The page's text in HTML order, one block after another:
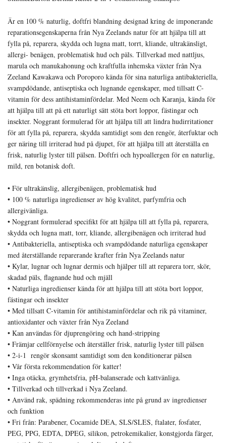
Är en 100 % naturlig, doftfri blandning designad kring de imponerande
reparationsegenskaperna från Nya Zeelands natur för att hjälpa till att
fylla på, reparera, skydda och lugna matt, torrt, kliande, ultrakänsligt,
allergi- benägen, problematisk hud och päls. Tillverkad med nattljus,
marula och manukahonung och kraftfulla inhemska växter från Nya
Zeeland Kawakawa och Poroporo kända för sina naturliga antibakteriella,
svampdödande, antiseptiska och lugnande egenskaper, med tillsatt C-
vitamin för dess antihistaminfördelar. Med Neem och Karanja, kända för
att hjälpa till att på ett naturligt sätt stöta bort loppor, fästingar och
insekter. Noggrant formulerad för att hjälpa till att lindra hudirritationer
för att fylla på, reparera, skydda samtidigt som den rengör, återfuktar och
ger näring till irriterad hud på djupet, för att hjälpa till att återställa en
frisk, naturlig lyster till pälsen. Doftfri och hypoallergen för en naturlig,
mild, ren botanisk doft.
• För ultrakänslig, allergibenägen, problematisk hud
• 100 % naturliga ingredienser av hög kvalitet, parfymfria och
allergivänliga.
• Noggrant formulerad specifikt för att hjälpa till att fylla på, reparera,
skydda och lugna matt, torr, kliande, allergibenägen och irriterad hud
• Antibakteriella, antiseptiska och svampdödande naturliga egenskaper
med återställande reparerande krafter från Nya Zeelands natur
• Kylar, lugnar och lugnar dermis och hjälper till att reparera torr, skör,
skadad päls, flagnande hud och mjäll
• Naturliga ingredienser kända för att hjälpa till att stöta bort loppor,
fästingar och insekter
• Med tillsatt C-vitamin för antihistaminfördelar och rik på vitaminer,
antioxidanter och växter från Nya Zeeland
• Kan användas för djuprengöring och hand-stripping
• Främjar cellförnyelse och återställer frisk, naturlig lyster till pälsen
• 2-i-1 rengör skonsamt samtidigt som den konditionerar pälsen
• Vår första rekommendation för katter!
• Inga otäcka, grymhetsfria, pH-balanserade och kattvänliga.
• Tillverkad och tillverkad i Nya Zeeland.
• Använd rak, spädning rekommenderas inte på grund av ingredienser
och funktion
• Fri från: Parabener, Cocamide DEA, SLS/SLES, ftalater, fosfater,
PEG, PPG, EDTA, DPEG, silikon, petrokemikalier, konstgjorda färger,